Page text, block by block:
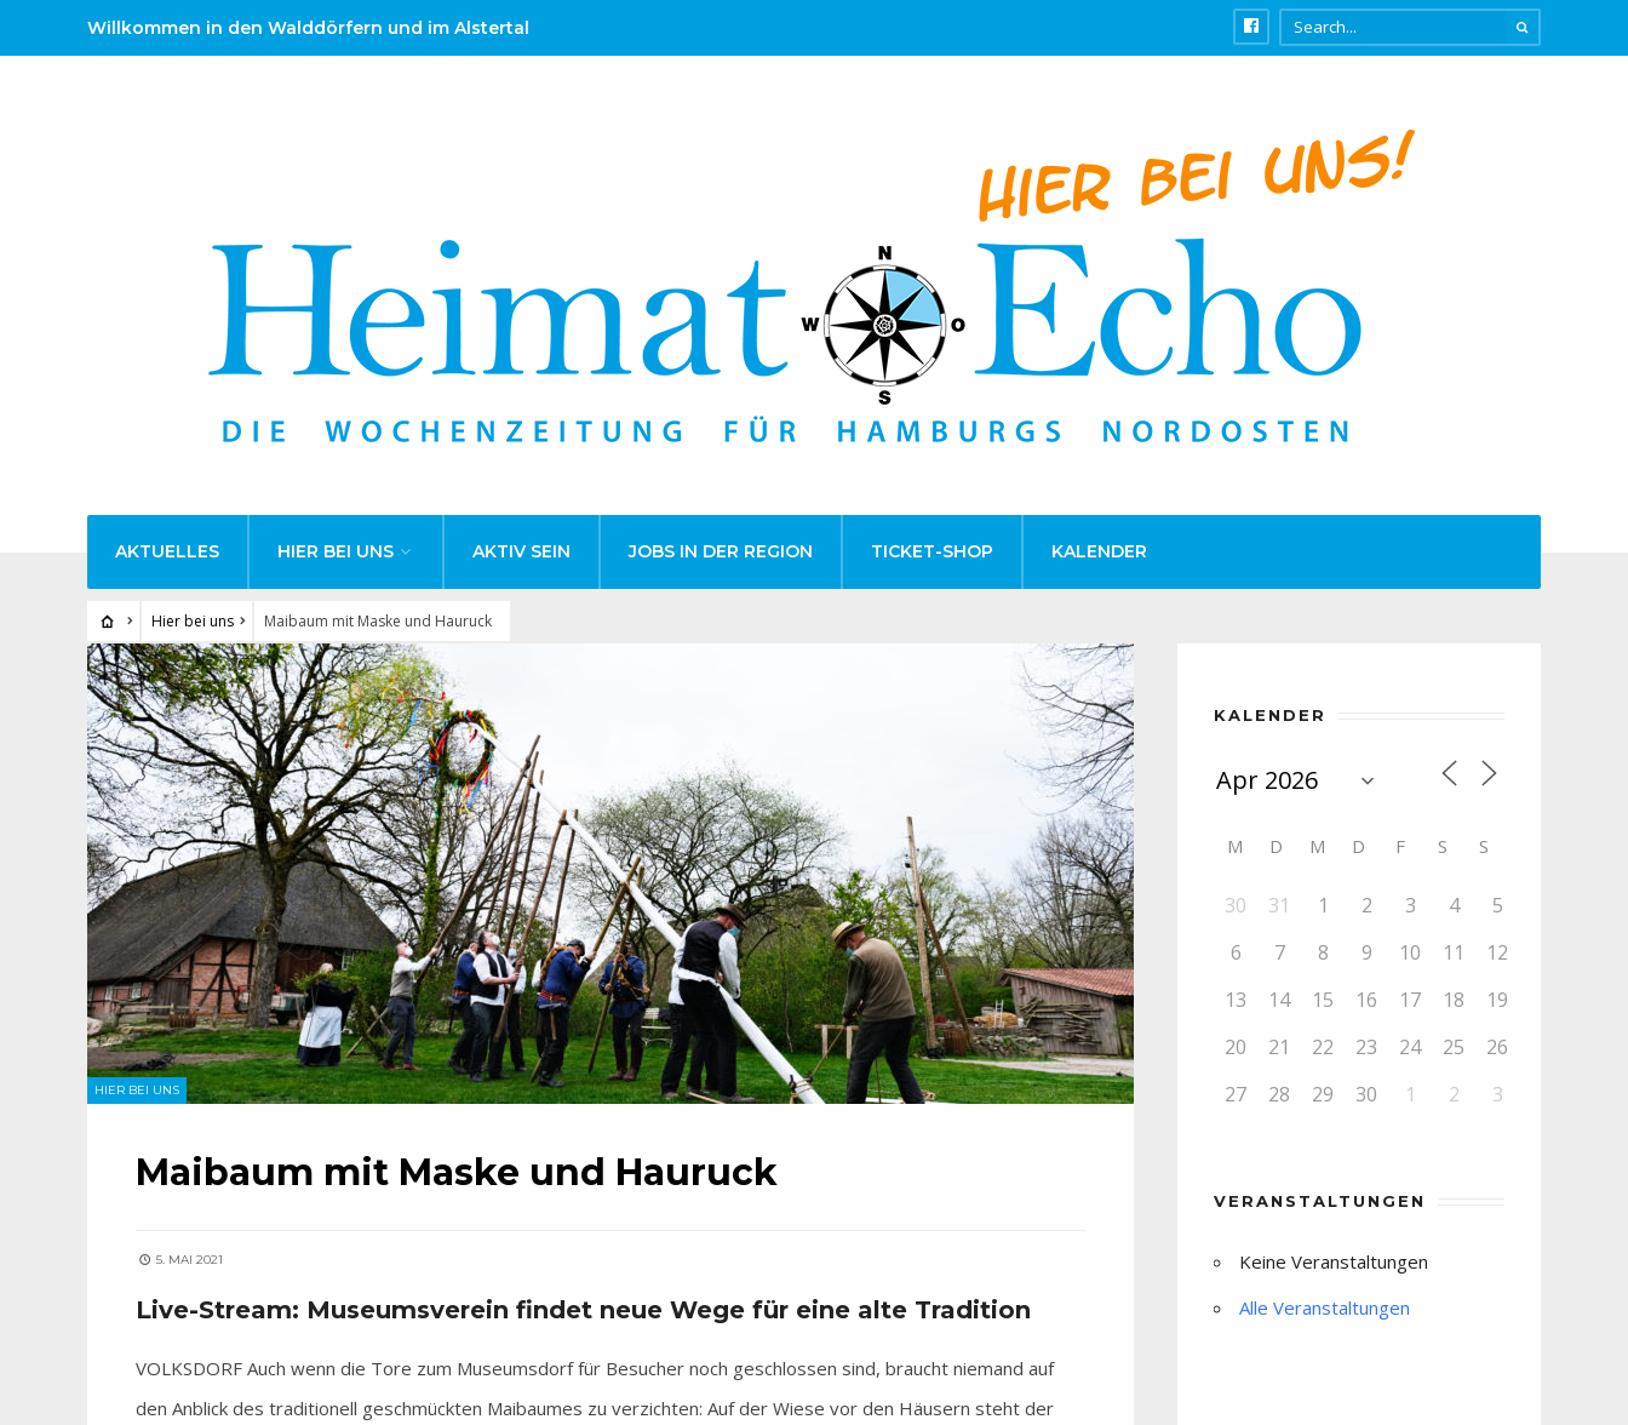
Willkommen in den Walddörfern und im Alstertal
AKTUELLES HIER BEI UNS AKTIV SEIN JOBS IN DER REGION TICKET-SHOP KALENDER
Hier bei uns Maibaum mit Maske und Hauruck
HIER BEI UNS
Maibaum mit Maske und Hauruck
5. MAI 2021
Live-Stream: Museumsverein findet neue Wege für eine alte Tradition
VOLKSDORF Auch wenn die Tore zum Museumsdorf für Besucher noch geschlossen sind, braucht niemand auf
den Anblick des traditionell geschmückten Maibaumes zu verzichten: Auf der Wiese vor den Häusern steht der
KALENDER
M D M D F S S
30 31 1 2 3 4
5
6
7 8 9 10 11
12
13
14 15 16 17 18
19
20
21 22 23 24 25
26
27
28 29 30 1 2 3
VERANSTALTUNGEN
Keine Veranstaltungen
Alle Veranstaltungen